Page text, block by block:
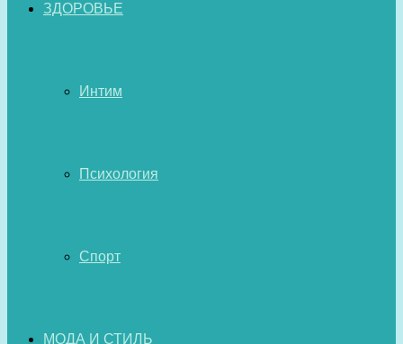
ЗДОРОВЬЕ
Интим
Психология
Спорт
МОДА И СТИЛЬ